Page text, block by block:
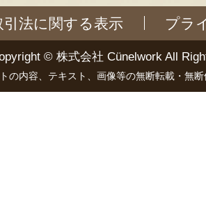
引法に関する表示 プラ
© 株式会社 Cünelwork All
の内容、テキスト、画像等の無断転載・無